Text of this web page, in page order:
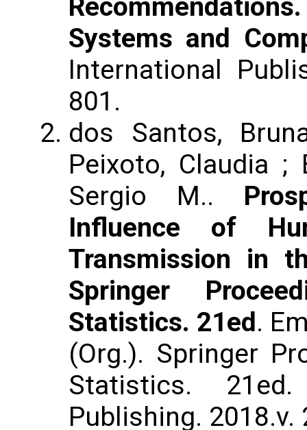
Systems and
International
801.
dos Santos,
Peixoto, Claudia ;
Sergio M..
Influence of
Transmission in
Springer
Statistics. 21ed.
(Org.). Springer
Statistics.
Publishing. 2018.v.